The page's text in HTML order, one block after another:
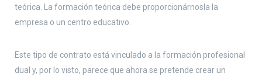
teórica. La formación teórica debe proporcionárnosla la
empresa o un centro educativo.
Este tipo de contrato está vinculado a la formación profesional
dual y, por lo visto, parece que ahora se pretende crear un